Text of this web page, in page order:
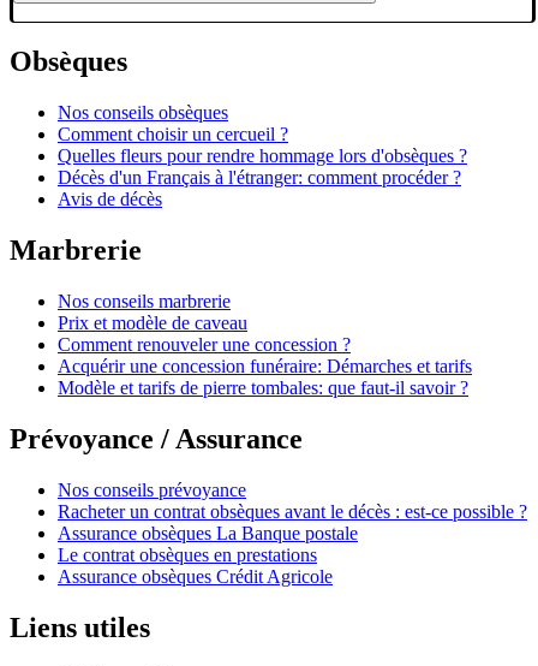
Obsèques
Nos conseils obsèques
Comment choisir un cercueil ?
Quelles fleurs pour rendre hommage lors d'obsèques ?
Décès d'un Français à l'étranger: comment procéder ?
Avis de décès
Marbrerie
Nos conseils marbrerie
Prix et modèle de caveau
Comment renouveler une concession ?
Acquérir une concession funéraire: Démarches et tarifs
Modèle et tarifs de pierre tombales: que faut-il savoir ?
Prévoyance / Assurance
Nos conseils prévoyance
Racheter un contrat obsèques avant le décès : est-ce possible ?
Assurance obsèques La Banque postale
Le contrat obsèques en prestations
Assurance obsèques Crédit Agricole
Liens utiles